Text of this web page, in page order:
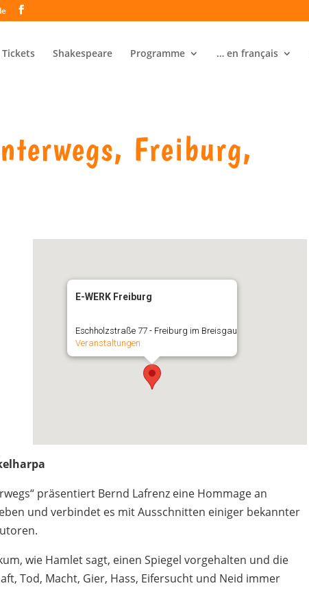
Shakespeare Programme … en français
Freiburg,
E-WERK Freiburg
Eschholzstraße 77 - Freiburg im Breisgau
Veranstaltungen
präsentiert Bernd Lafrenz eine Hommage an
und verbindet es mit Ausschnitten einiger bekannter
wie Hamlet sagt, einen Spiegel vorgehalten und die
Tod, Macht, Gier, Hass, Eifersucht und Neid immer